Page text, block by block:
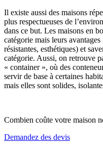
Il existe aussi des maisons
plus respectueuses de
dans ce but. Les maisons en
catégorie mais leurs
résistantes, esthétiques) et
catégorie. Aussi, on retrouve
« container », où des
servir de base à certaines
mais elles sont solides,
Combien coûte votre maison
Demandez des devis